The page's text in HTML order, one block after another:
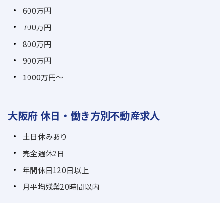
600万円
700万円
800万円
900万円
1000万円～
大阪府 休日・働き方別不動産求人
土日休みあり
完全週休2日
年間休日120日以上
月平均残業20時間以内